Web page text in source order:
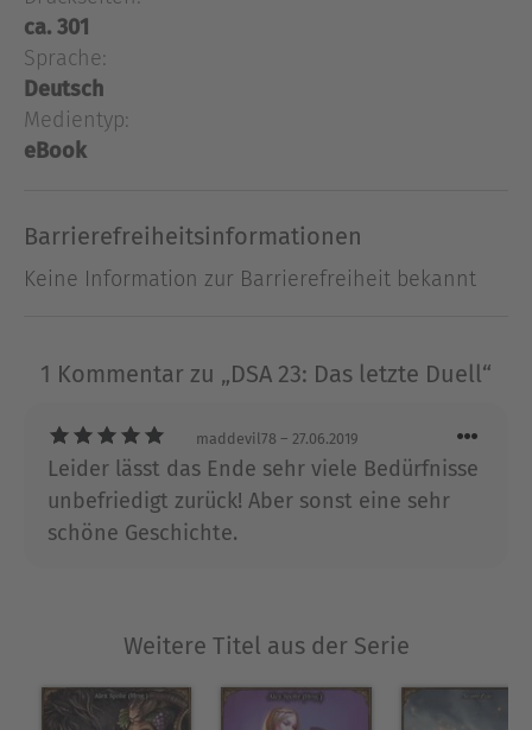
Piraten des Südmeer sucht Thalon seinen Platz in
der aventurischen Welt. Doch am letzten Duell mit
dem gefürchteten Piratenkapitän Eiserne Maske
führt kein Weg vorbei.
ca. 301
Sprache:
Deutsch
Medientyp:
eBook
Barrierefreiheitsinformationen
Keine Information zur Barrierefreiheit bekannt
1 Kommentar zu „DSA 23: Das letzte Duell“
maddevil78 – 27.06.2019
Leider lässt das Ende sehr viele Bedürfnisse
unbefriedigt zurück! Aber sonst eine sehr
schöne Geschichte.
Weitere Titel aus der Serie